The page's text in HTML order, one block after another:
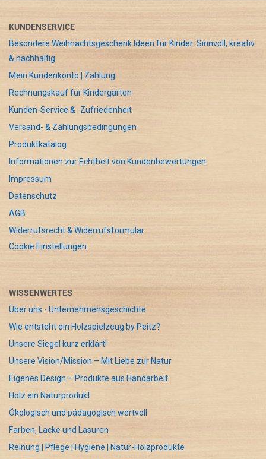
KUNDENSERVICE
Besondere Weihnachtsgeschenk Ideen für Kinder: Sinnvoll, kreativ
& nachhaltig
Mein Kundenkonto | Zahlung
Rechnungskauf für Kindergärten
Kunden-Service & -Zufriedenheit
Versand- & Zahlungsbedingungen
Produktkatalog
Informationen zur Echtheit von Kundenbewertungen
Impressum
Datenschutz
AGB
Widerrufsrecht & Widerrufsformular
Cookie Einstellungen
WISSENWERTES
Über uns - Unternehmensgeschichte
Wie entsteht ein Holzspielzeug by Peitz?
Unsere Siegel kurz erklärt!
Unsere Vision/Mission – Mit Liebe zur Natur
Eigenes Design – Produkte aus Handarbeit
Holz ein Naturprodukt
Ökologisch und pädagogisch wertvoll
Farben, Lacke und Lasuren
Reinung | Pflege | Hygiene | Natur-Holzprodukte